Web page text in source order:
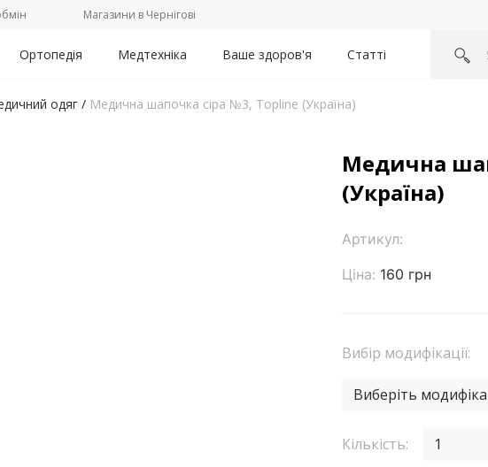
Магазини в Чернігові
Ортопедія Медтехніка Ваше здоров'я Статті
одяг / Медична шапочка сіра №3, Topline (Україна)
Медична
(Україна)
Артикул:
Ціна: 160 грн
Вибір модифікації:
Виберіть
Кількість: 1